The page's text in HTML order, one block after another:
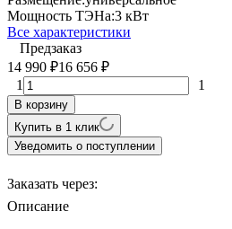
Мощность ТЭНа:3 кВт
Все характеристики
Предзаказ
14 990 ₽16 656 ₽
1 1
В корзину
Купить в 1 клик
Уведомить о поступлении
Заказать через:
Описание